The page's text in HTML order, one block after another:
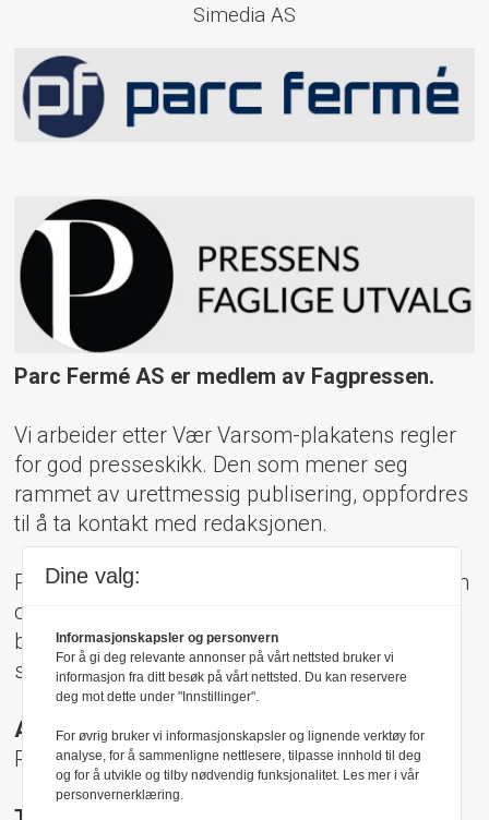
Simedia AS
Parc Fermé AS er medlem av Fagpressen.
Vi arbeider etter Vær Varsom-plakatens regler
for god presseskikk. Den som mener seg
rammet av urettmessig publisering, oppfordres
til å ta kontakt med redaksjonen.
Pressens Faglige Utvalg (PFU) er et klageorgan
oppnevnt av Norsk Presseforbund som
behandler klager mot mediene i presseetiske
spørsmål.
Adresse:
Rådhusgt 17, 0158 Oslo
Dine valg:
Informasjonskapsler og personvern
For å gi deg relevante annonser på vårt nettsted bruker vi
informasjon fra ditt besøk på vårt nettsted. Du kan reservere
deg mot dette under "Innstillinger".
For øvrig bruker vi informasjonskapsler og lignende verktøy for
analyse, for å sammenligne nettlesere, tilpasse innhold til deg
og for å utvikle og tilby nødvendig funksjonalitet. Les mer i vår
personvernerklæring.